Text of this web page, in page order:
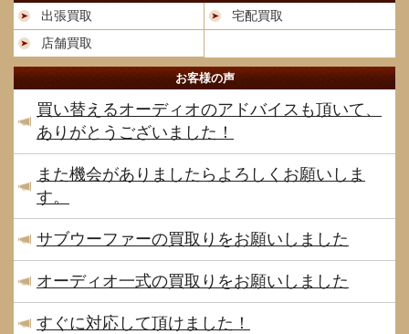
出張買取
宅配買取
店舗買取
お客様の声
買い替えるオーディオのアドバイスも頂いて、
ありがとうございました！
また機会がありましたらよろしくお願いしま
す。
サブウーファーの買取りをお願いしました
オーディオ一式の買取りをお願いしました
すぐに対応して頂けました！